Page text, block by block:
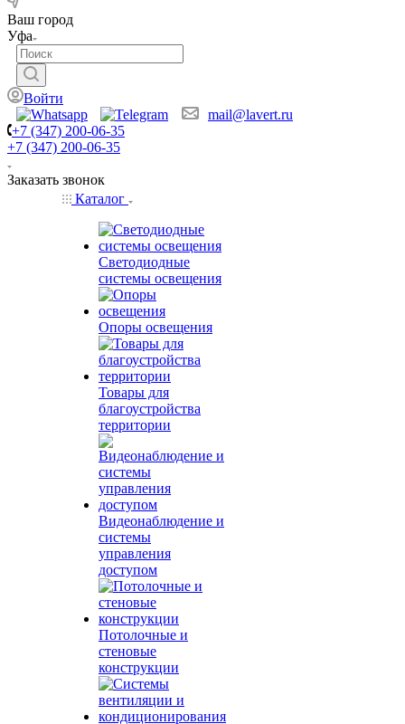
Ваш город
Уфа
Войти
mail@lavert.ru
+7 (347) 200-06-35
+7 (347) 200-06-35
Заказать звонок
Каталог
Светодиодные
системы освещения
Опоры освещения
Товары для
благоустройства
территории
Видеонаблюдение и
системы
управления
доступом
Потолочные и
стеновые
конструкции